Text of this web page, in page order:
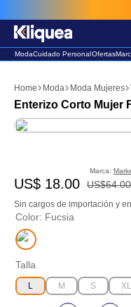
ModaCuidado PersonalOfertas
Moda Moda Mujeres
Enterizo Corto Mujer
Marca:
US$ 18.00 US$64.00
Sin cargos de importación y
Color: Fucsia
Talla
L M S XL
2. futbol